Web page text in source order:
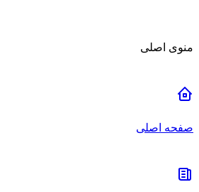
منوی اصلی
صفحه اصلی